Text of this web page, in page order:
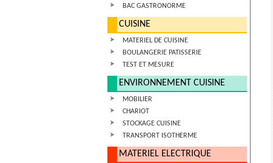
BAC GASTRONORME
CUISINE
MATERIEL DE CUISINE
BOULANGERIE PATISSERIE
TEST ET MESURE
ENVIRONNEMENT CUISINE
MOBILIER
CHARIOT
STOCKAGE CUISINE
TRANSPORT ISOTHERME
MATERIEL ELECTRIQUE